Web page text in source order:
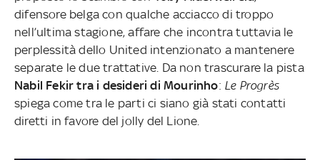
difensore belga con qualche acciacco di troppo
nell’ultima stagione, affare che incontra tuttavia le
perplessità dello United intenzionato a mantenere
separate le due trattative. Da non trascurare la pista
Nabil Fekir tra i desideri di Mourinho: Le Progrès
spiega come tra le parti ci siano già stati contatti
diretti in favore del jolly del Lione.